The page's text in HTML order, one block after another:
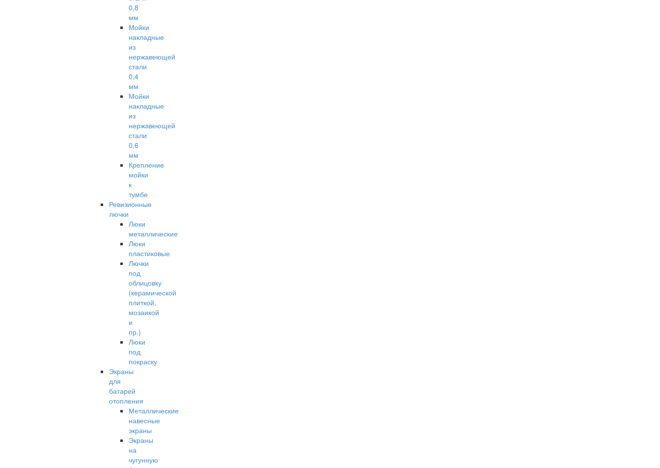
0,8
мм
Мойки
накладные
из
нержавеющей
стали
0,4
мм
Мойки
накладные
из
нержавеющей
стали
0,6
мм
Крепление
мойки
к
тумбе
Ревизионные
лючки
Люки
металлические
Люки
пластиковые
Лючки
под
облицовку
(керамической
плиткой,
мозаикой
и
пр.)
Люки
под
покраску
Экраны
для
батарей
отопления
Металлические
навесные
экраны
Экраны
на
чугунную